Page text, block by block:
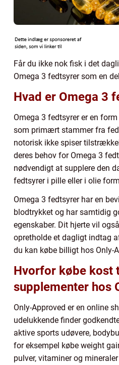
Får du ikke nok fisk i det
Omega 3 fedtsyrer som en
Hvad er Omega 3
Omega 3 fedtsyrer er en
som primært stammer fra
notorisk ikke spiser
deres behov for Omega 3
nødvendigt at supplere den
fedtsyrer i pille eller i olie
Omega 3 fedtsyrer har en
blodtrykket og har samtidig
egenskaber. Dit hjerte vil
opretholde et dagligt indtag
du kan købe billigt hos Only-
Hvorfor købe kost
supplementer hos
Only-Approved er en online
udelukkende finder
aktive sports udøvere,
for eksempel købe weight
pulver, vitaminer og